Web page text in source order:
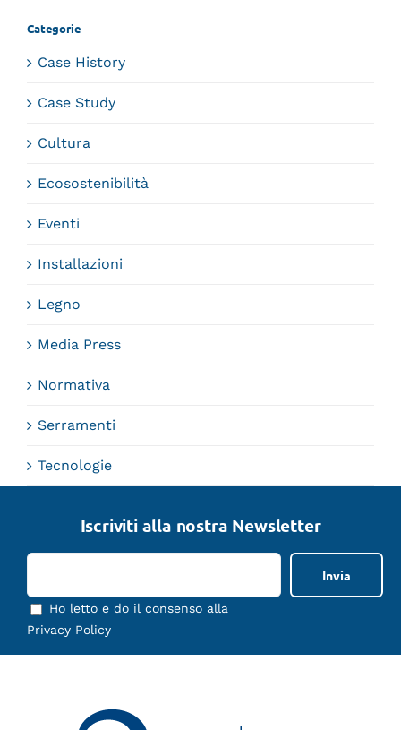
Categorie
Case History
Case Study
Cultura
Ecosostenibilità
Eventi
Installazioni
Legno
Media Press
Normativa
Serramenti
Tecnologie
Iscriviti alla nostra Newsletter
Ho letto e do il consenso alla
Privacy Policy